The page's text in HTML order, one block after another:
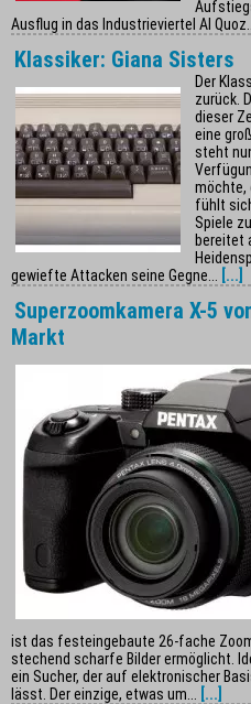
Ausflug in das Industrieviertel Al Quoz...
Klassiker: Giana Sisters
Der
zurück.
dieser
eine
steht
möchte,
fühlt
Spiele
bereitet
gewiefte Attacken seine Gegne...
[...]
Superzoomkamera X-5
Markt
ist das festeingebaute 26-fache
stechend scharfe Bilder ermöglicht.
ein Sucher, der auf elektronischer
lässt. Der einzige, etwas um...
[...]